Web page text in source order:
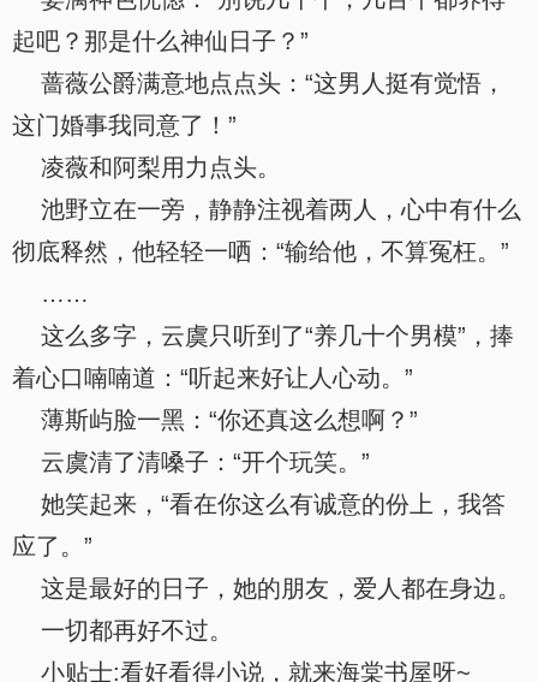
起吧？那是什么神仙日子？”
蔷薇公爵满意地点点头：“这男人挺有觉悟，
这门婚事我同意了！”
凌薇和阿梨用力点头。
池野立在一旁，静静注视着两人，心中有什么
彻底释然，他轻轻一哂：“输给他，不算冤枉。”
……
这么多字，云虞只听到了“养几十个男模”，捧
着心口喃喃道：“听起来好让人心动。”
薄斯屿脸一黑：“你还真这么想啊？”
云虞清了清嗓子：“开个玩笑。”
她笑起来，“看在你这么有诚意的份上，我答
应了。”
这是最好的日子，她的朋友，爱人都在身边。
一切都再好不过。
小贴士:看好看得小说，就来海棠书屋呀~